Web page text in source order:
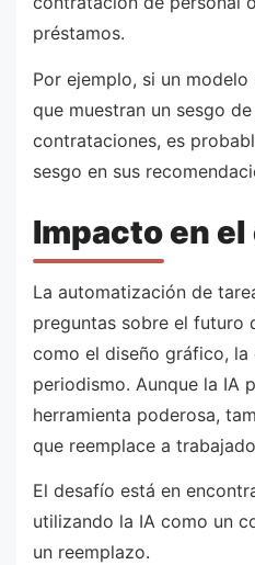
préstamos.
Por ejemplo, si un
que muestran un sesgo
contrataciones, es
sesgo en sus
Impacto en
La automatización de
preguntas sobre el futuro
como el diseño gráfico, la
periodismo. Aunque la IA
herramienta poderosa,
que reemplace a
El desafío está en
utilizando la IA como un
un reemplazo.